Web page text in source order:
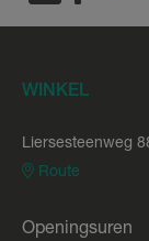
WINKEL
Liersesteenweg
Route
Openingsuren